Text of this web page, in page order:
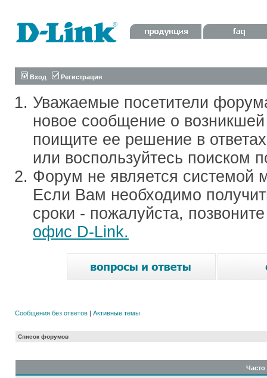
Вход Регистрация
Уважаемые посетители
новое сообщение о
поищите ее решение в
или воспользуйтесь поиском
Форум не является системой
Если Вам необходимо
сроки - пожалуйста,
офис D-Link.
Сообщения без ответов | Активные темы
Список форумов